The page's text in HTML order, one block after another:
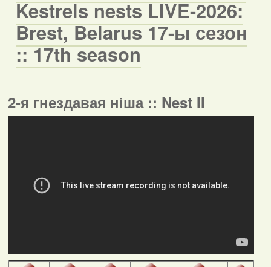
Kestrels nests LIVE-2026:
Brest, Belarus 17-ы сезон
:: 17th season
2-я гнездавая ніша :: Nest II